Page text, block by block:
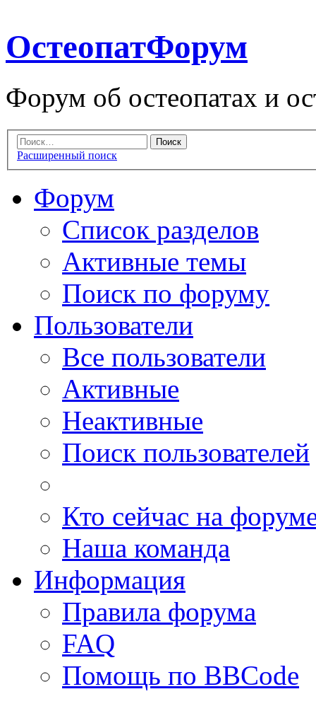
ОстеопатФорум
Форум об остеопатах и
Расширенный поиск
Форум
Список разделов
Активные темы
Поиск по форуму
Пользователи
Все пользователи
Активные
Неактивные
Поиск пользователей
Кто сейчас на
Наша команда
Информация
Правила форума
FAQ
Помощь по BBCode